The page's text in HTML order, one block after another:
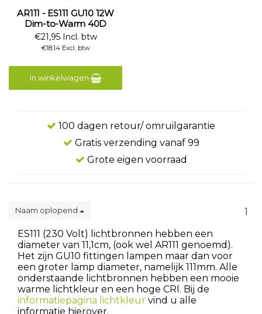
AR111 - ES111 GU10 12W
Dim-to-Warm 40D
€21,95 Incl. btw
€18,14 Excl. btw
In winkelwagen
100 dagen retour/ omruilgarantie
Gratis verzending vanaf 99
Grote eigen voorraad
Naam oplopend
1
ES111 (230 Volt) lichtbronnen hebben een
diameter van 11,1cm, (ook wel AR111 genoemd).
Het zijn GU10 fittingen lampen maar dan voor
een groter lamp diameter, namelijk 111mm. Alle
onderstaande lichtbronnen hebben een mooie
warme lichtkleur en een hoge CRI. Bij de
informatiepagina lichtkleur vind u alle
informatie hierover.